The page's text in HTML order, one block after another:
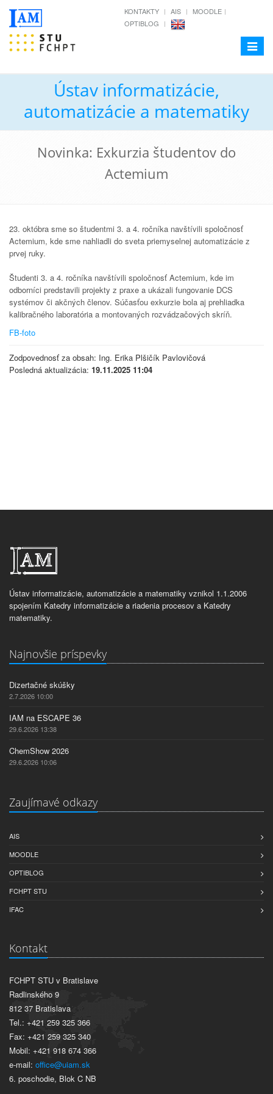
KONTAKTY AIS
MOODLE
OPTIBLOG
Toggle
Ústav informatizácie,
automatizácie a matematiky
Novinka: Exkurzia študentov do
Actemium
23. októbra sme so študentmi 3. a 4. ročníka navštívili spoločnosť
Actemium, kde sme nahliadli do sveta priemyselnej automatizácie z
prvej ruky.
Študenti 3. a 4. ročníka navštívili spoločnosť Actemium, kde im
odborníci predstavili projekty z praxe a ukázali fungovanie DCS
systémov či akčných členov. Súčasťou exkurzie bola aj prehliadka
kalibračného laboratória a montovaných rozvádzačových skríň.
FB-foto
Zodpovednosť za obsah: Ing. Erika Plšičík Pavlovičová
Posledná aktualizácia: 19.11.2025 11:04
Ústav informatizácie, automatizácie a matematiky vznikol 1.1.2006
spojením Katedry informatizácie a riadenia procesov a Katedry
matematiky.
Najnovšie príspevky
Dizertačné skúšky
2.7.2026 10:00
IAM na ESCAPE 36
29.6.2026 13:38
ChemShow 2026
29.6.2026 10:06
Zaujímavé odkazy
AIS
MOODLE
OPTIBLOG
FCHPT STU
IFAC
Kontakt
FCHPT STU v Bratislave
Radlinského 9
812 37 Bratislava
Tel.: +421 259 325 366
Fax: +421 259 325 340
Mobil: +421 918 674 366
e-mail: office@uiam.sk
6. poschodie, Blok C NB